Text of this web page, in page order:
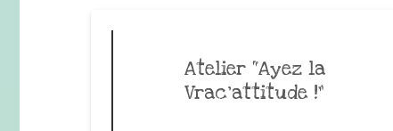
Atelier “Ayez la
Vrac’attitude !”